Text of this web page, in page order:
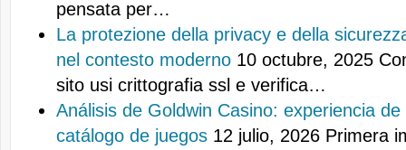
pensata per…
La protezione della privacy e della
nel contesto moderno 10 octubre, 2025
sito usi crittografia ssl e verifica…
Análisis de Goldwin Casino: experiencia
catálogo de juegos 12 julio, 2026 Primera